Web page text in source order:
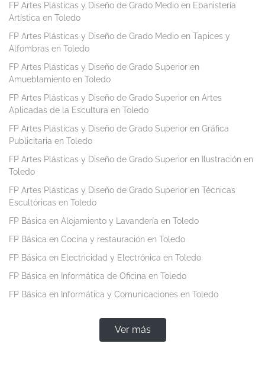
FP Artes Plásticas y Diseño de Grado Medio en Ebanistería
Artística en Toledo
FP Artes Plásticas y Diseño de Grado Medio en Tapices y
Alfombras en Toledo
FP Artes Plásticas y Diseño de Grado Superior en
Amueblamiento en Toledo
FP Artes Plásticas y Diseño de Grado Superior en Artes
Aplicadas de la Escultura en Toledo
FP Artes Plásticas y Diseño de Grado Superior en Gráfica
Publicitaria en Toledo
FP Artes Plásticas y Diseño de Grado Superior en Ilustración en
Toledo
FP Artes Plásticas y Diseño de Grado Superior en Técnicas
Escultóricas en Toledo
FP Básica en Alojamiento y Lavandería en Toledo
FP Básica en Cocina y restauración en Toledo
FP Básica en Electricidad y Electrónica en Toledo
FP Básica en Informática de Oficina en Toledo
FP Básica en Informática y Comunicaciones en Toledo
Ver más